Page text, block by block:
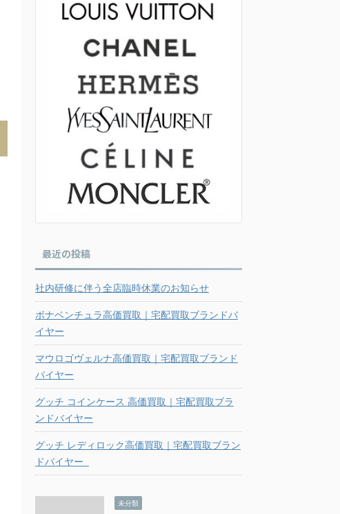
最近の投稿
社内研修に伴う全店臨時休業のお知らせ
ボナベンチュラ高価買取｜宅配買取ブランドバ
イヤー
マウロゴヴェルナ高価買取｜宅配買取ブランド
バイヤー
グッチ コインケース 高価買取｜宅配買取ブラ
ンドバイヤー
グッチ レディロック高価買取｜宅配買取ブラン
ドバイヤー
未分類